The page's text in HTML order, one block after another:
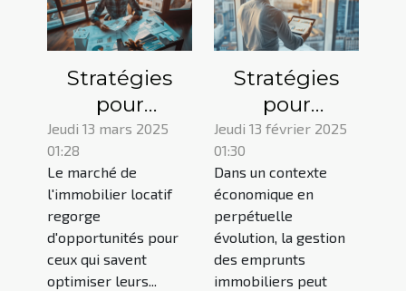
Stratégies
pour
maximiser la
rentabilité
des biens
immobiliers
locatifs
Jeudi 13 mars 2025
01:28
Le marché de
l'immobilier locatif
regorge
d'opportunités pour
ceux qui savent
optimiser leurs...
Stratégies
pour
optimiser les
emprunts
immobiliers
en période de
fluctuations
économiques
Jeudi 13 février 2025
01:30
Dans un contexte
économique en
perpétuelle
évolution, la gestion
des emprunts
immobiliers peut